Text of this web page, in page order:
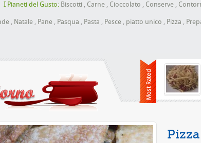
I Pianeti del Gusto: Biscotti , Carne , Cioccolato , Conserve ,
, Natale , Pane , Pasqua , Pasta , Pesce , piatto unico , Pizza ,
Pizza